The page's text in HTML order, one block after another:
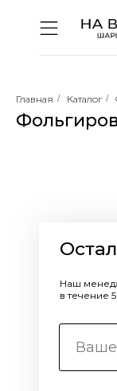
Главная / Каталог /
Наш
в течение